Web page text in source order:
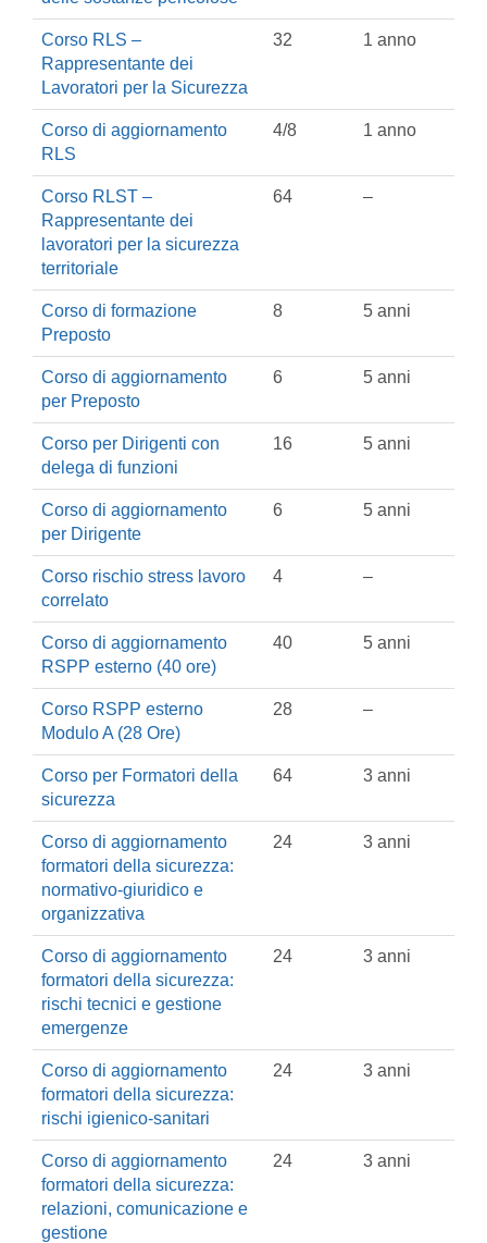
Corso RLS –
Rappresentante dei
Lavoratori per la Sicurezza
32 1 anno
Corso di aggiornamento
RLS
4/8 1 anno
Corso RLST –
Rappresentante dei
lavoratori per la sicurezza
territoriale
64 –
Corso di formazione
Preposto
8 5 anni
Corso di aggiornamento
per Preposto
6 5 anni
Corso per Dirigenti con
delega di funzioni
16 5 anni
Corso di aggiornamento
per Dirigente
6 5 anni
Corso rischio stress lavoro
correlato
4 –
Corso di aggiornamento
RSPP esterno (40 ore)
40 5 anni
Corso RSPP esterno
Modulo A (28 Ore)
28 –
Corso per Formatori della
sicurezza
64 3 anni
Corso di aggiornamento
formatori della sicurezza:
normativo-giuridico e
organizzativa
24 3 anni
Corso di aggiornamento
formatori della sicurezza:
rischi tecnici e gestione
emergenze
24 3 anni
Corso di aggiornamento
formatori della sicurezza:
rischi igienico-sanitari
24 3 anni
Corso di aggiornamento
formatori della sicurezza:
relazioni, comunicazione e
gestione
24 3 anni